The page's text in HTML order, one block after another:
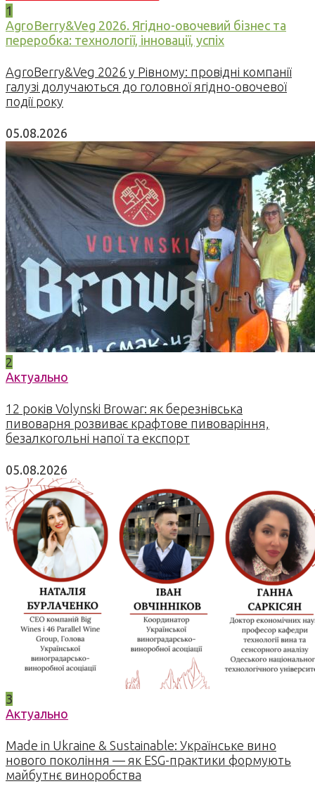
1
AgroBerry&Veg 2026. Ягідно-овочевий бізнес та
переробка: технології, інновації, успіх
AgroBerry&Veg 2026 у Рівному: провідні компанії
галузі долучаються до головної ягідно-овочевої
події року
05.08.2026
2
Актуально
12 років Volynski Browar: як березнівська
пивоварня розвиває крафтове пивоваріння,
безалкогольні напої та експорт
05.08.2026
3
Актуально
Made in Ukraine & Sustainable: Українське вино
нового покоління — як ESG-практики формують
майбутнє виноробства